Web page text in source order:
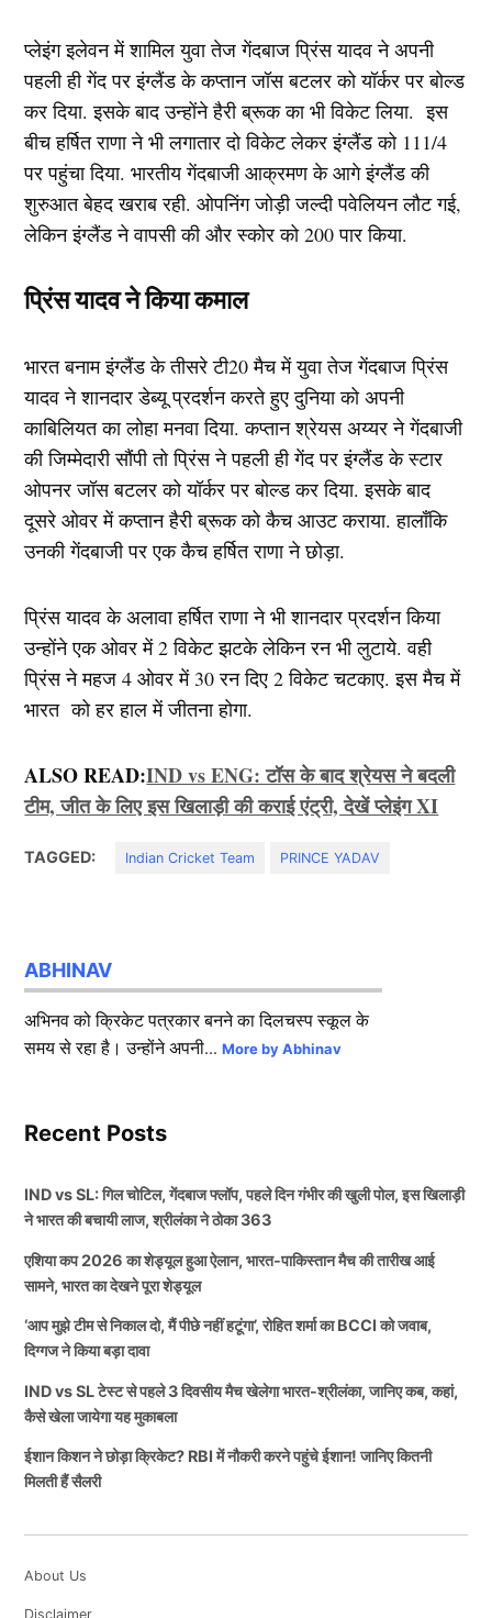
प्लेइंग इलेवन में शामिल युवा तेज गेंदबाज प्रिंस यादव ने अपनी
पहली ही गेंद पर इंग्लैंड के कप्तान जॉस बटलर को यॉर्कर पर बोल्ड
कर दिया. इसके बाद उन्होंने हैरी ब्रूक का भी विकेट लिया. इस
बीच हर्षित राणा ने भी लगातार दो विकेट लेकर इंग्लैंड को 111/4
पर पहुंचा दिया. भारतीय गेंदबाजी आक्रमण के आगे इंग्लैंड की
शुरुआत बेहद खराब रही. ओपनिंग जोड़ी जल्दी पवेलियन लौट गई,
लेकिन इंग्लैंड ने वापसी की और स्कोर को 200 पार किया.
प्रिंस यादव ने किया कमाल
भारत बनाम इंग्लैंड के तीसरे टी20 मैच में युवा तेज गेंदबाज प्रिंस
यादव ने शानदार डेब्यू प्रदर्शन करते हुए दुनिया को अपनी
काबिलियत का लोहा मनवा दिया. कप्तान श्रेयस अय्यर ने गेंदबाजी
की जिम्मेदारी सौंपी तो प्रिंस ने पहली ही गेंद पर इंग्लैंड के स्टार
ओपनर जॉस बटलर को यॉर्कर पर बोल्ड कर दिया. इसके बाद
दूसरे ओवर में कप्तान हैरी ब्रूक को कैच आउट कराया. हालाँकि
उनकी गेंदबाजी पर एक कैच हर्षित राणा ने छोड़ा.
प्रिंस यादव के अलावा हर्षित राणा ने भी शानदार प्रदर्शन किया
उन्होंने एक ओवर में 2 विकेट झटके लेकिन रन भी लुटाये. वही
प्रिंस ने महज 4 ओवर में 30 रन दिए 2 विकेट चटकाए. इस मैच में
भारत को हर हाल में जीतना होगा.
ALSO READ:IND vs ENG: टॉस के बाद श्रेयस ने बदली
टीम, जीत के लिए इस खिलाड़ी की कराई एंट्री, देखें प्लेइंग XI
TAGGED: Indian Cricket Team PRINCE YADAV
ABHINAV
अभिनव को क्रिकेट पत्रकार बनने का दिलचस्प स्कूल के
समय से रहा है। उन्होंने अपनी...More by Abhinav
Recent Posts
IND vs SL: गिल चोटिल, गेंदबाज फ्लॉप, पहले दिन गंभीर की खुली पोल, इस खिलाड़ी
ने भारत की बचायी लाज, श्रीलंका ने ठोका 363
एशिया कप 2026 का शेड्यूल हुआ ऐलान, भारत-पाकिस्तान मैच की तारीख आई
सामने, भारत का देखने पूरा शेड्यूल
‘आप मुझे टीम से निकाल दो, मैं पीछे नहीं हटूंगा’, रोहित शर्मा का BCCI को जवाब,
दिग्गज ने किया बड़ा दावा
IND vs SL टेस्ट से पहले 3 दिवसीय मैच खेलेगा भारत-श्रीलंका, जानिए कब, कहां,
कैसे खेला जायेगा यह मुकाबला
ईशान किशन ने छोड़ा क्रिकेट? RBI में नौकरी करने पहुंचे ईशान! जानिए कितनी
मिलती हैं सैलरी
About Us
Disclaimer